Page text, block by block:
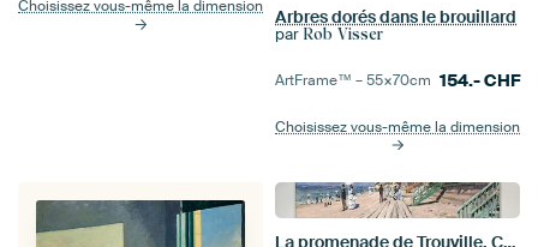
Choisissez vous-même la dimension Arbres dorés dans le brouillard
par Rob Visser
ArtFrame™ –55×70cm 154.-CHF
Choisissez vous-même la dimension
La promenade de Trouville, Claude Monet